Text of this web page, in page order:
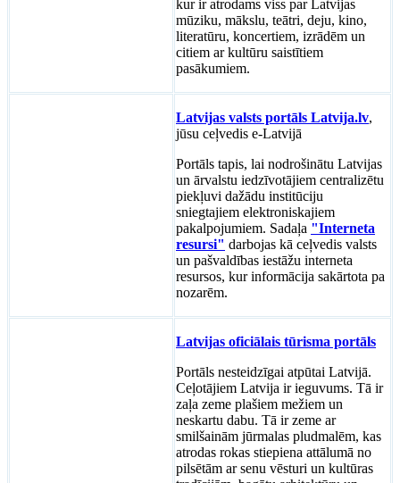
kur ir atrodams viss par Latvijas
mūziku, mākslu, teātri, deju, kino,
literatūru, koncertiem, izrādēm un
citiem ar kultūru saistītiem
pasākumiem.
Latvijas valsts portāls Latvija.lv,
jūsu ceļvedis e-Latvijā
Portāls tapis, lai nodrošinātu Latvijas
un ārvalstu iedzīvotājiem centralizētu
piekļuvi dažādu institūciju
sniegtajiem elektroniskajiem
pakalpojumiem. Sadaļa "Interneta
resursi" darbojas kā ceļvedis valsts
un pašvaldības iestāžu interneta
resursos, kur informācija sakārtota pa
nozarēm.
Latvijas oficiālais tūrisma portāls
Portāls nesteidzīgai atpūtai Latvijā.
Ceļotājiem Latvija ir ieguvums. Tā ir
zaļa zeme plašiem mežiem un
neskartu dabu. Tā ir zeme ar
smilšainām jūrmalas pludmalēm, kas
atrodas rokas stiepiena attālumā no
pilsētām ar senu vēsturi un kultūras